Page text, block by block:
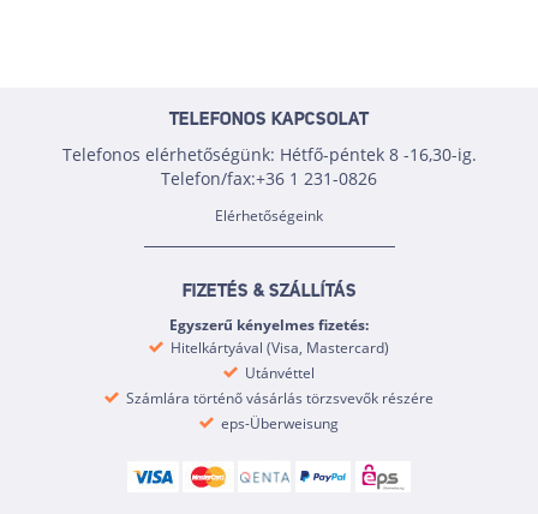
TELEFONOS KAPCSOLAT
Telefonos elérhetőségünk: Hétfő-péntek 8 -16,30-ig.
Telefon/fax:+36 1 231-0826
Elérhetőségeink
FIZETÉS & SZÁLLÍTÁS
Egyszerű kényelmes fizetés:
Hitelkártyával (Visa, Mastercard)
Utánvéttel
Számlára történő vásárlás törzsvevők részére
eps-Überweisung